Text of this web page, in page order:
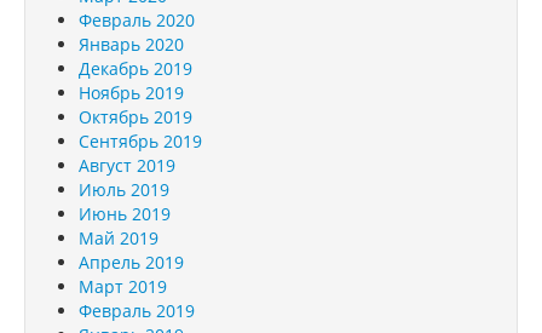
Февраль 2020
Январь 2020
Декабрь 2019
Ноябрь 2019
Октябрь 2019
Сентябрь 2019
Август 2019
Июль 2019
Июнь 2019
Май 2019
Апрель 2019
Март 2019
Февраль 2019